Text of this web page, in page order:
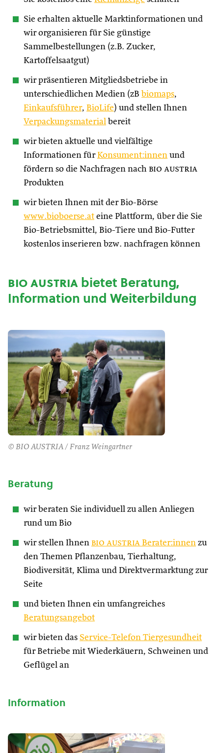
Sie erhalten aktuelle Marktinformationen und
wir organisieren für Sie günstige
Sammelbestellungen (z.B. Zucker,
Kartoffelsaatgut)
wir präsentieren Mitgliedsbetriebe in
unterschiedlichen Medien (zB biomaps,
Einkaufsführer, BioLife) und stellen Ihnen
Verpackungsmaterial bereit
wir bieten aktuelle und vielfältige
Informationen fürKonsument:innen und
fördern so die Nachfragen nach bio austria
Produkten
wir bieten Ihnen mit der Bio-Börse
www.bioboerse.at eine Plattform, über die Sie
Bio-Betriebsmittel, Bio-Tiere und Bio-Futter
kostenlos inserieren bzw. nachfragen können
bio austriabietet Beratung,
Information und Weiterbildung
© BIO AUSTRIA / Franz Weingartner
Beratung
wir beraten Sie individuell zu allen Anliegen
rund um Bio
wir stellen Ihnen bio austria Berater:innen zu
den Themen Pflanzenbau, Tierhaltung,
Biodiversität, Klima und Direktvermarktung zur
Seite
und bieten Ihnen ein umfangreiches
Beratungsangebot
wir bieten das Service-Telefon Tiergesundheit
für Betriebe mit Wiederkäuern, Schweinen und
Geflügel an
Information